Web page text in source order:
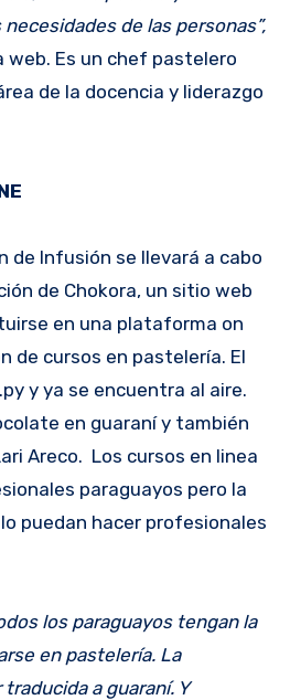
de las personas”,
web. Es un chef pastelero
de la docencia y liderazgo
de Infusión se llevará a cabo
de Chokora, un sitio web
en una plataforma on
de cursos en pastelería. El
y ya se encuentra al aire.
en guaraní y también
Areco. Los cursos en linea
paraguayos pero la
puedan hacer profesionales
los paraguayos tengan la
en pastelería. La
a guaraní. Y